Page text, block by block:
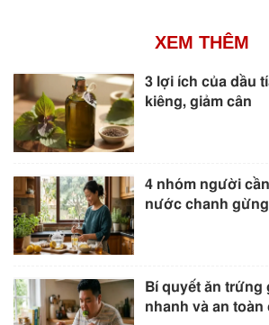
XEM THÊM
3 lợi ích của dầu
kiêng, giảm cân
4 nhóm người
nước chanh gừng
Bí quyết ăn trứng
nhanh và an toàn